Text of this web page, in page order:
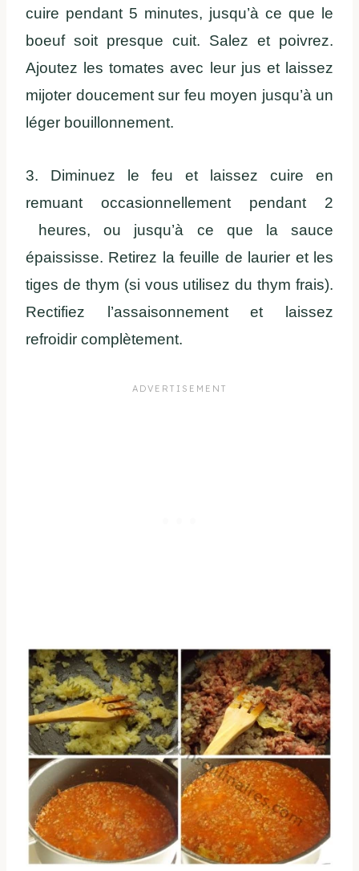
cuire pendant 5 minutes, jusqu’à ce que le
boeuf soit presque cuit. Salez et poivrez.
Ajoutez les tomates avec leur jus et laissez
mijoter doucement sur feu moyen jusqu’à un
léger bouillonnement.
3. Diminuez le feu et laissez cuire en
remuant occasionnellement pendant 2
heures, ou jusqu’à ce que la sauce
épaississe. Retirez la feuille de laurier et les
tiges de thym (si vous utilisez du thym frais).
Rectifiez l’assaisonnement et laissez
refroidir complètement.